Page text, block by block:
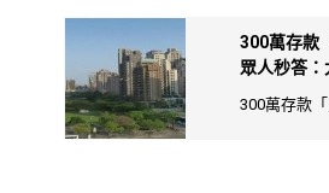
300萬存款
眾人秒答
300萬存款